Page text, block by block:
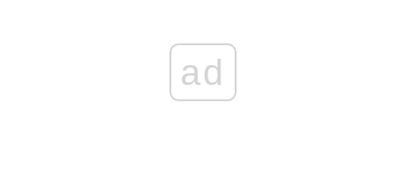
ad